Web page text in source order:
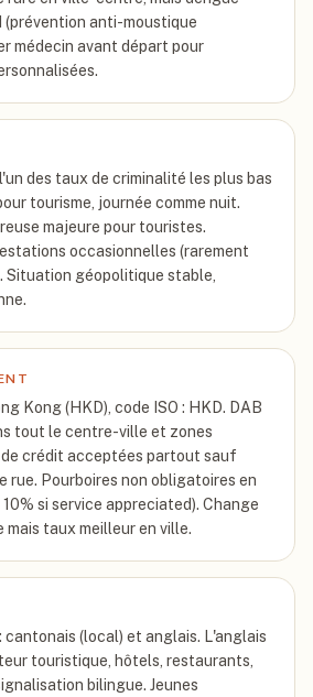
(prévention anti-moustique
médecin avant départ pour
des taux de criminalité les plus bas
tourisme, journée comme nuit.
majeure pour touristes.
occasionnelles (rarement
géopolitique stable,
Kong (HKD), code ISO : HKD. DAB
tout le centre-ville et zones
crédit acceptées partout sauf
rue. Pourboires non obligatoires en
si service appreciated). Change
taux meilleur en ville.
(local) et anglais. L'anglais
touristique, hôtels, restaurants,
bilingue. Jeunes